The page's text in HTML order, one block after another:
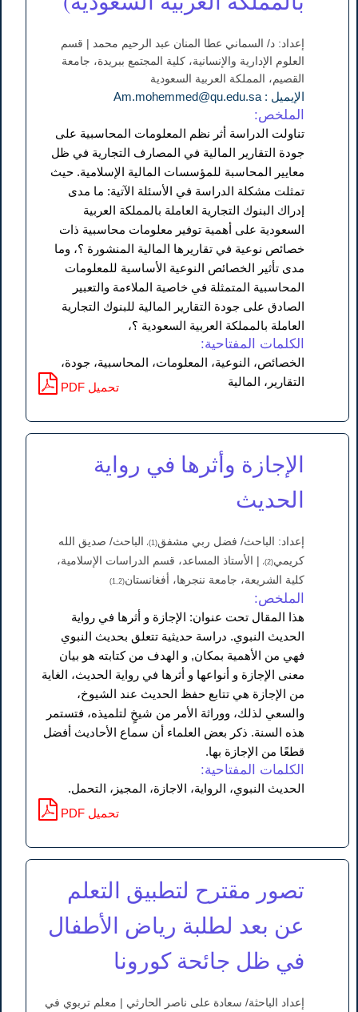
إعداد: د/ السماني عطا المنان عبد الرحيم محمد | قسم
العلوم الإدارية والإنسانية، كلية المجتمع ببريدة، جامعة
القصيم، المملكة العربية السعودية
الإيميل : Am.mohemmed@qu.edu.sa
الملخص:
تناولت الدراسة أثر نظم المعلومات المحاسبية على
جودة التقارير المالية في المصارف التجارية في ظل
معايير المحاسبة للمؤسسات المالية الإسلامية. حيث
تمثلت مشكلة الدراسة في الأسئلة الآتية: ما مدى
إدراك البنوك التجارية العاملة بالمملكة العربية
السعودية على أهمية توفير معلومات محاسبية ذات
خصائص نوعية في تقاريرها المالية المنشورة ؟، وما
مدى تأثير الخصائص النوعية الأساسية للمعلومات
المحاسبية المتمثلة في خاصية الملاءمة والتعبير
الصادق على جودة التقارير المالية للبنوك التجارية
العاملة بالمملكة العربية السعودية ؟،
الكلمات المفتاحية:
الخصائص، النوعية، المعلومات، المحاسبية، جودة،
التقارير، المالية
PDF تحميل
الإجازة وأثرها في رواية
الحديث
إعداد: الباحث/ فضل ربي مشفق(1)،
الباحث/ صديق الله
كريمي(2)،
| الأستاذ المساعد، قسم الدراسات الإسلامية،
كلية الشريعة، جامعة ننجرها، أفغانستان(1,2)
الملخص:
هذا المقال تحت عنوان: الإجازة و أثرها في رواية
الحديث النبوي. دراسة حديثية تتعلق بحديث النبوي
فهي من الأهمية بمكان, و الهدف من كتابته هو بيان
معنی الإجازة و أنواعها و أثرها في رواية الحديث، الغاية
من الإجازة هي تتابع حفظ الحديث عند الشيوخ،
والسعي لذلك، ووراثة الأمر من شيخٍ لتلميذه، فتستمر
هذه السنة. ذكر بعض العلماء أن سماع الأحاديث أفضل
قطعًا من الإجازة بها.
الكلمات المفتاحية:
الحديث النبوي، الرواية، الاجازة، المجيز، التحمل.
PDF تحميل
تصور مقترح لتطبيق التعلم
عن بعد لطلبة رياض الأطفال
في ظل جائحة كورونا
إعداد الباحثة/ سعادة على ناصر الحارثي | معلم تربوي في